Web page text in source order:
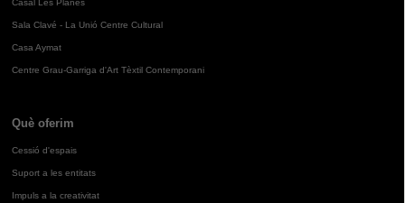
Casal Les Planes
Sala Clavé - La Unió Centre Cultural
Casa Aymat
Centre Grau-Garriga d'Art Tèxtil Contemporani
Què oferim
Cessió d'espais
Suport a les entitats
Impuls a la creativitat